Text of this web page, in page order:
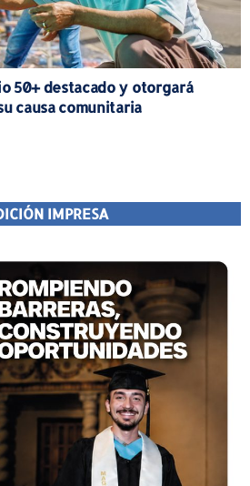
50+ destacado y otorgará
causa comunitaria
IMPRESA